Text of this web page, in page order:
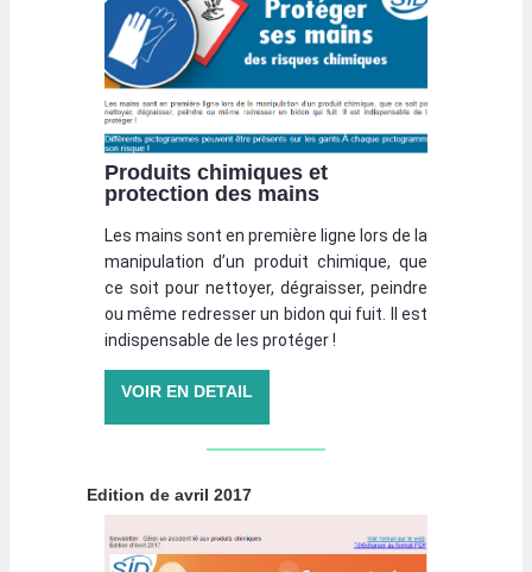
Produits chimiques et
protection des mains
Les mains sont en première ligne lors de la
manipulation d’un produit chimique, que
ce soit pour nettoyer, dégraisser, peindre
ou même redresser un bidon qui fuit. Il est
indispensable de les protéger !
VOIR EN DETAIL
Edition de avril 2017